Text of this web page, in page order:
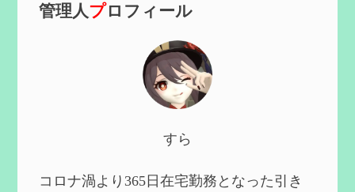
第６０回 炎神マーヴィカの性能、探索に
第５９回 アチーブメント「対決者・２」
を作成
第５８回 集敵以外のすべてを持ってしま
ったサポーターシロネンの解説【2凸ま
2024/09/02
管理人プロフィール
すら
コロナ渦より365日在宅勤務となった引き